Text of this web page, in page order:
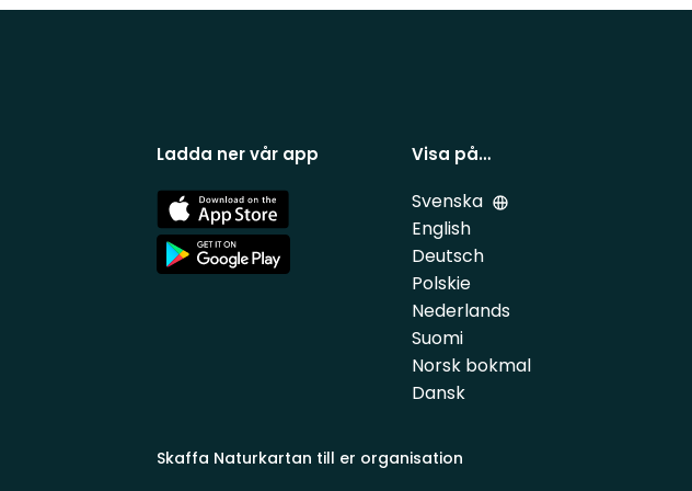
Ladda ner vår app
App
Store
App
Store
Visa på…
Svenska
English
Deutsch
Polskie
Nederlands
Suomi
Norsk bokmal
Dansk
Skaffa Naturkartan till er organisation